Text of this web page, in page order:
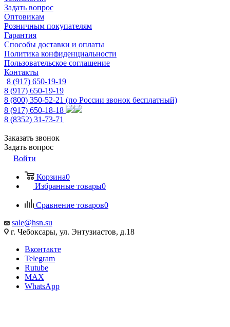
Задать вопрос
Оптовикам
Розничным покупателям
Гарантия
Способы доставки и оплаты
Политика конфиденциальности
Пользовательское соглашение
Контакты
8 (917) 650-19-19
8 (917) 650-19-19
8 (800) 350-52-21 (по России звонок бесплатный)
8 (917) 650-18-18
8 (8352) 31-73-71
Заказать звонок
Задать вопрос
Войти
Корзина0
Избранные товары0
Сравнение товаров0
sale@hsn.su
г. Чебоксары, ул. Энтузиастов, д.18
Вконтакте
Telegram
Rutube
MAX
WhatsApp